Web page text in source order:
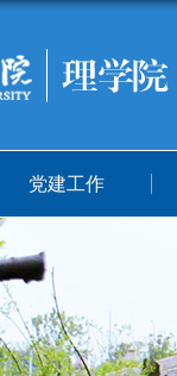
党建工作